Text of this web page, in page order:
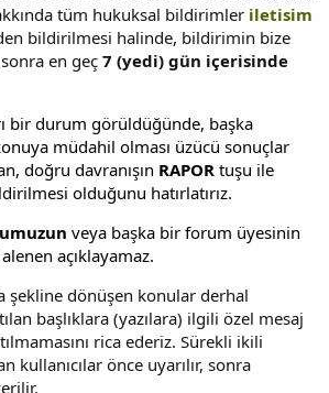
tüm hukuksal bildirimler iletisim
bildirilmesi halinde, bildirimin bize
en geç 7 (yedi) gün içerisinde
bir durum görüldüğünde, başka
müdahil olması üzücü sonuçlar
doğru davranışın RAPOR tuşu ile
olduğunu hatırlatırız.
veya başka bir forum üyesinin
açıklayamaz.
şekline dönüşen konular derhal
başlıklara (yazılara) ilgili özel mesaj
rica ederiz. Sürekli ikili
kullanıcılar önce uyarılır, sonra